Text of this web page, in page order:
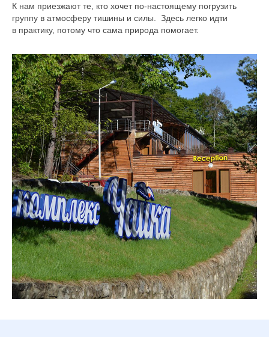
К нам приезжают те, кто хочет по-настоящему погрузить
группу в атмосферу тишины и силы. Здесь легко идти
в практику, потому что сама природа помогает.